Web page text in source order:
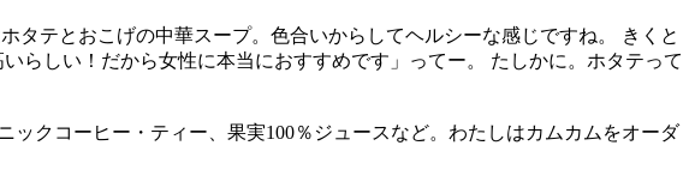
テとおこげの中華スープ。色合いからしてヘルシーな感じですね。 きくと
らしい！だから女性に本当におすすめです」ってー。 たしかに。ホタテって
クコーヒー・ティー、果実100％ジュースなど。わたしはカムカムをオーダ